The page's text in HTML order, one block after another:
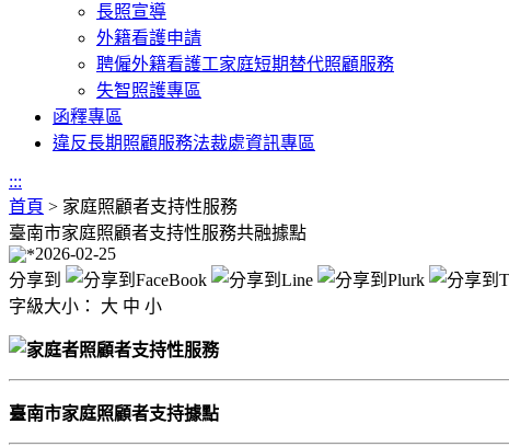
長照宣導
外籍看護申請
聘僱外籍看護工家庭短期替代照顧服務
失智照護專區
函釋專區
違反長期照顧服務法裁處資訊專區
:::
首頁 > 家庭照顧者支持性服務
臺南市家庭照顧者支持性服務共融據點
2026-02-25
分享到
字級大小： 大 中 小
臺南市家庭照顧者支持據點